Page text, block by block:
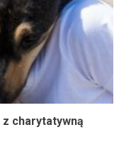
charytatywną